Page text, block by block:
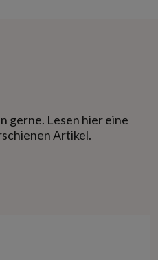
gerne. Lesen hier eine
Artikel.